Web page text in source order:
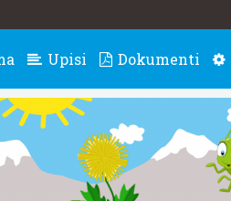
Upisi Dokumenti